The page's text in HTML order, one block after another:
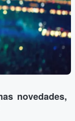
novedades,